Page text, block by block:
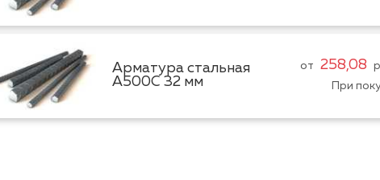
Арматура стальная
А500С 32 мм
от 258,08
При